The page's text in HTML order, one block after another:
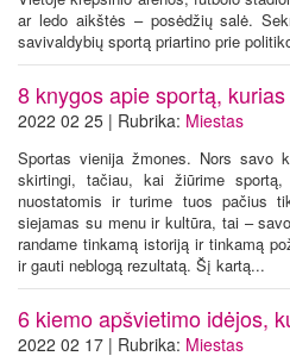
ar ledo aikštės – posėdžių salė.
savivaldybių sportą priartino prie
8 knygos apie sportą,
2022 02 25 | Rubrika: Miestas
Sportas vienija žmones. Nors savo
skirtingi, tačiau, kai žiūrime sportą,
nuostatomis ir turime tuos pačius
siejamas su menu ir kultūra, tai –
randame tinkamą istoriją ir tinkamą
ir gauti neblogą rezultatą. Šį kartą...
6 kiemo apšvietimo idėjos,
2022 02 17 | Rubrika: Miestas